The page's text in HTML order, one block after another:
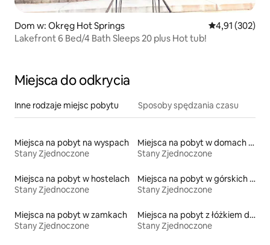
Dom w: Okręg Hot Springs Średnia
4,91 (302)
Lakefront 6 Bed/4 Bath Sleeps 20 plus Hot tub!
Miejsca do odkrycia
Inne rodzaje miejsc pobytu Sposoby spędzania czasu
Miejsca na pobyt na wyspach
Stany Zjednoczone
Miejsca na pobyt w domach w pobliżu jeziora
Stany Zjednoczone
Miejsca na pobyt w hostelach
Stany Zjednoczone
Miejsca na pobyt w górskich chatach
Stany Zjednoczone
Miejsca na pobyt w zamkach
Stany Zjednoczone
Miejsca na pobyt z łóżkiem dla osoby z niepełnosprawnością
Stany Zjednoczone